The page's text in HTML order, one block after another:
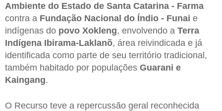
Ambiente do Estado de Santa Catarina - Farma
contra a Fundação Nacional do Índio - Funai e
indígenas do povo Xokleng, envolvendo a Terra
Indígena Ibirama-Laklanõ, área reivindicada e já
identificada como parte de seu território tradicional,
também habitado por populações Guarani e
Kaingang.
O Recurso teve a repercussão geral reconhecida